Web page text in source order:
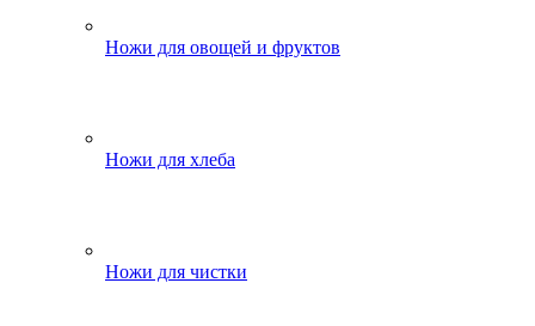
Ножи для овощей и фруктов
Ножи для хлеба
Ножи для чистки